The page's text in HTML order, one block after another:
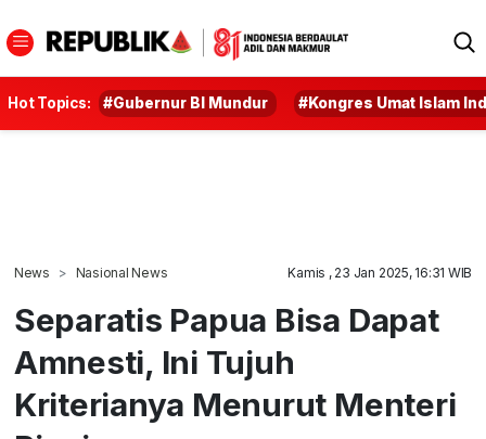
Hot Topics: #Gubernur BI Mundur #Kongres Umat Islam
News Nasional News Kamis , 23 Jan 2025, 16:31 WIB
Separatis Papua Bisa Dapat
Amnesti, Ini Tujuh
Kriterianya Menurut Menteri